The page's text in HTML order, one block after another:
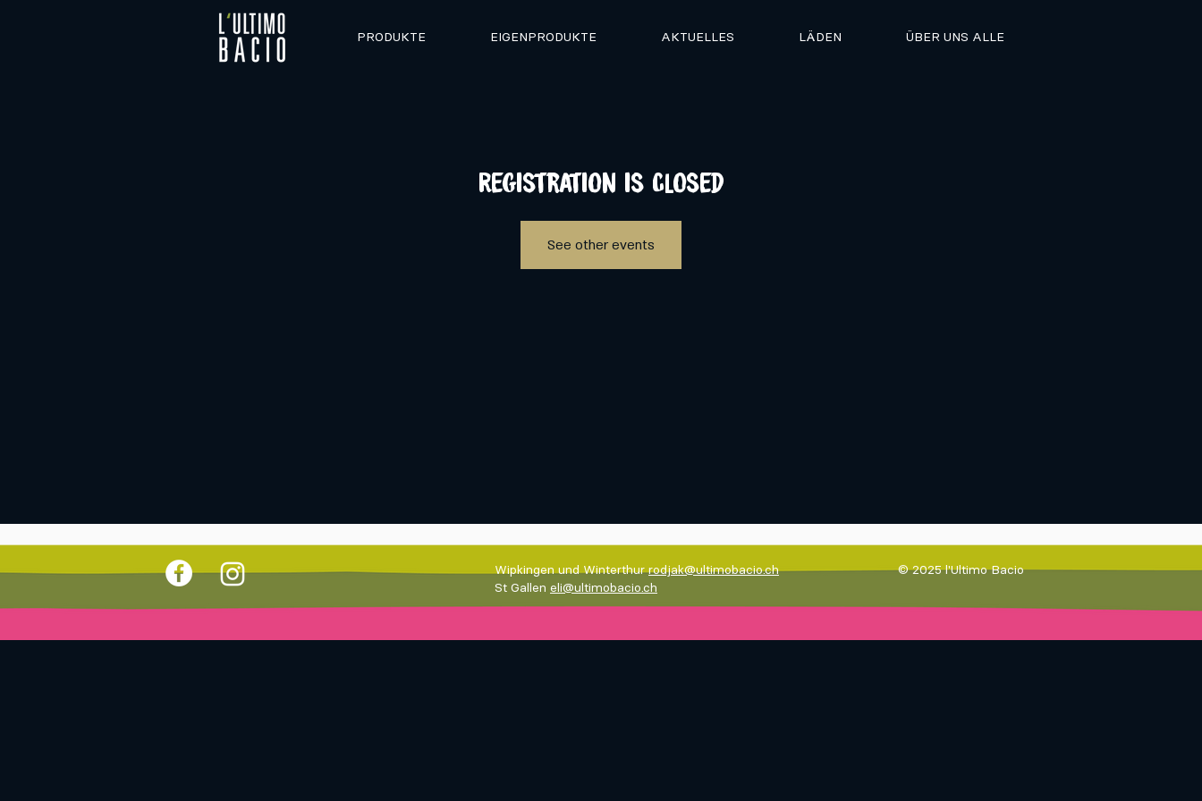
PRODUKTE EIGENPRODUKTE AKTUELLES LÄDEN ÜBER UNS ALLE
Registration is Closed
See other events
Wipkingen und Winterthur rodjak@ultimobacio.ch
St Gallen eli@ultimobacio.ch
© 2025 l'Ultimo Bacio